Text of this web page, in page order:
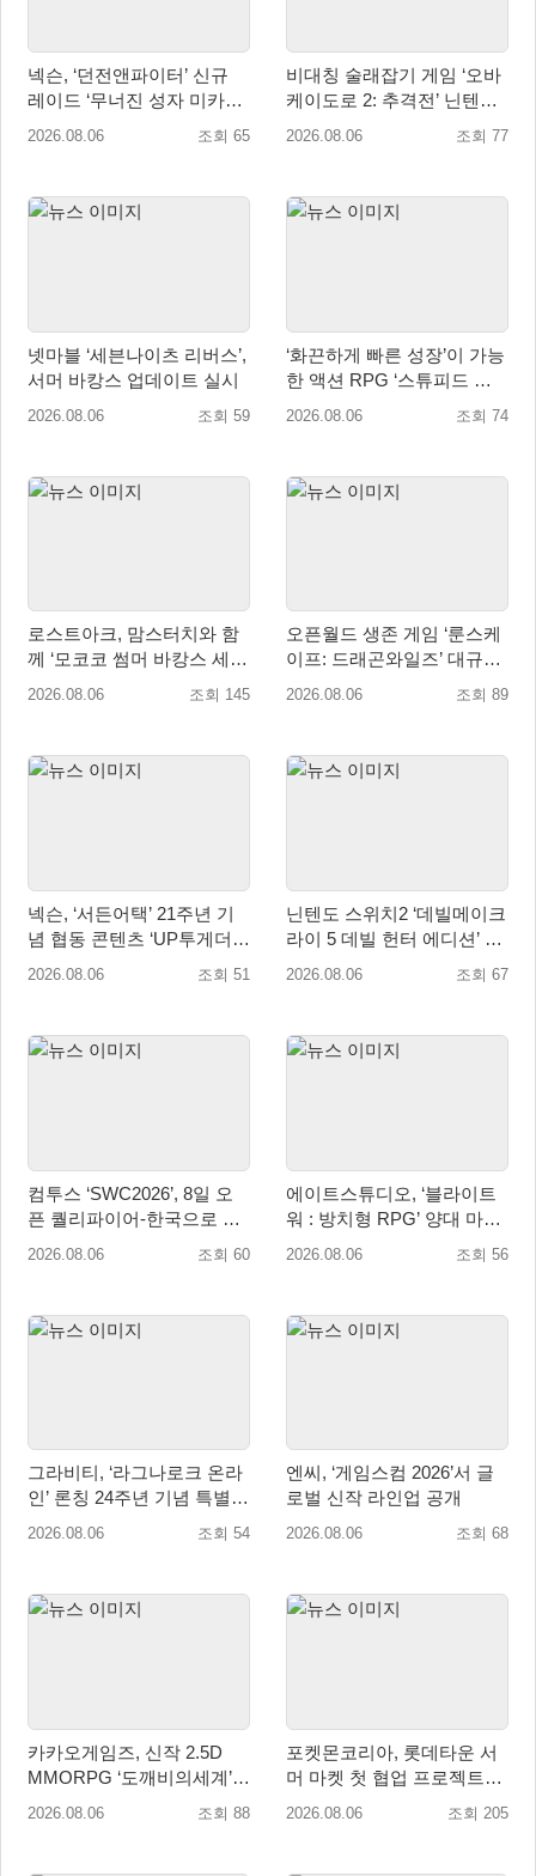
넥슨, ‘던전앤파이터’ 신규
레이드 ‘무너진 성자 미카엘
라’ 업데이트!
2026.08.06 조회 65
비대칭 술래잡기 게임 ‘오바
케이도로 2: 추격전’ 닌텐도
eShop 출시
2026.08.06 조회 77
넷마블 ‘세븐나이츠 리버스’,
서머 바캉스 업데이트 실시
2026.08.06 조회 59
‘화끈하게 빠른 성장’이 가능
한 액션 RPG ‘스튜피드 네
버 다이즈’ 패키지판 예약판
2026.08.06 조회 74
로스트아크, 맘스터치와 함
께 ‘모코코 썸머 바캉스 세
트’ 출시
2026.08.06 조회 145
오픈월드 생존 게임 ‘룬스케
이프: 드래곤와일즈’ 대규모
유저 편의성 개선 및 사이드
2026.08.06 조회 89
넥슨, ‘서든어택’ 21주년 기
념 협동 콘텐츠 ‘UP투게더’
업데이트
2026.08.06 조회 51
닌텐도 스위치2 ‘데빌메이크
라이 5 데빌 헌터 에디션’ 패
키지 제품 8월 7일 예약판매
2026.08.06 조회 67
컴투스 ‘SWC2026’, 8일 오
픈 퀄리파이어-한국으로 시
즌 개막!
2026.08.06 조회 60
에이트스튜디오, ‘블라이트
워 : 방치형 RPG’ 양대 마켓
인기 순위 1위 달성
2026.08.06 조회 56
그라비티, ‘라그나로크 온라
인’ 론칭 24주년 기념 특별
감사 축제 실시!
2026.08.06 조회 54
엔씨, ‘게임스컴 2026’서 글
로벌 신작 라인업 공개
2026.08.06 조회 68
카카오게임즈, 신작 2.5D
MMORPG ‘도깨비의세계’
천만 배우 박지훈 광고 모델
2026.08.06 조회 88
포켓몬코리아, 롯데타운 서
머 마켓 첫 협업 프로젝트
‘포켓몬 별빛낙원’ 개최
2026.08.06 조회 205